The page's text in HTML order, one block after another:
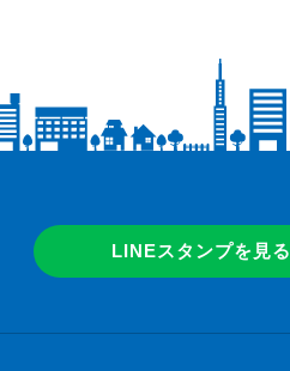
LINEスタンプを見る